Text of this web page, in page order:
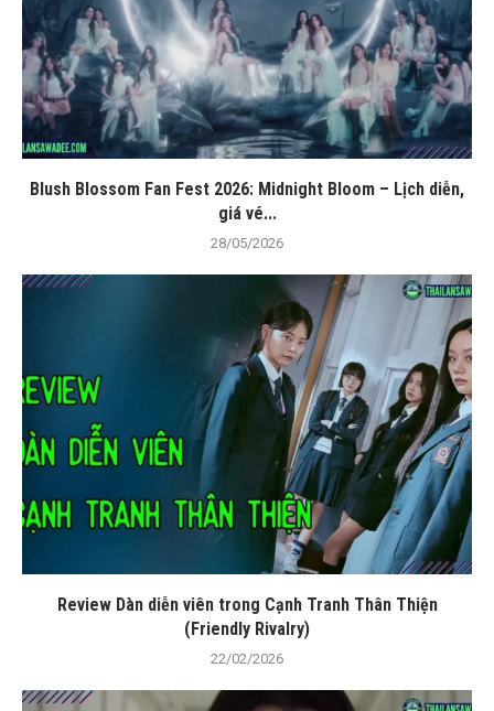
Blush Blossom Fan Fest 2026: Midnight Bloom – Lịch diễn,
giá vé...
28/05/2026
Review Dàn diễn viên trong Cạnh Tranh Thân Thiện
(Friendly Rivalry)
22/02/2026